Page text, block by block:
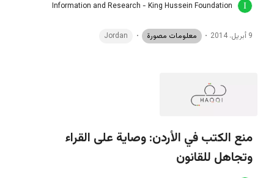
Information and Research - King Hussein Foundation
9 أبريل، 2014 معلومات مصورة Jordan
منع الكتب في الأردن: وصاية على القراء
وتجاهل للقانون